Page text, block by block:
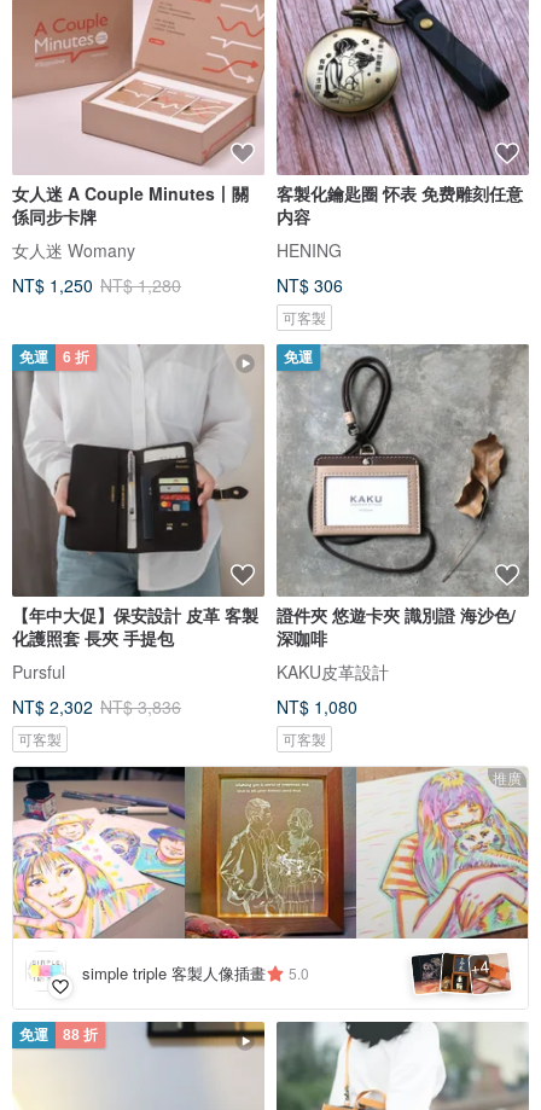
女人迷 A Couple Minutes丨關
係同步卡牌
女人迷 Womany
NT$ 1,250 NT$ 1,280
客製化鑰匙圈 怀表 免费雕刻任意
内容
HENING
NT$ 306
可客製
免運 6 折
【年中大促】保安設計 皮革 客製
化護照套 長夾 手提包
Pursful
NT$ 2,302 NT$ 3,836
可客製
免運
證件夾 悠遊卡夾 識別證 海沙色/
深咖啡
KAKU皮革設計
NT$ 1,080
可客製
推廣
simple triple 客製人像插畫 5.0 +4
免運 88 折